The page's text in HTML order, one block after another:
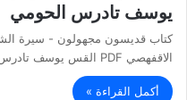
يوسف تادرس الحومي
كتاب قديسون مجهولون - سيرة
الاقفهصي PDF القس يوسف تادرس الحومي
أكمل القراءة »